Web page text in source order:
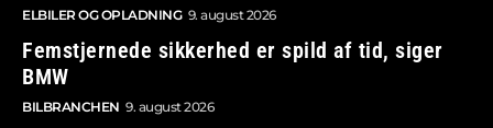
ELBILER OG OPLADNING 9. august 2026
Femstjernede sikkerhed er spild af tid, siger
BMW
BILBRANCHEN 9. august 2026